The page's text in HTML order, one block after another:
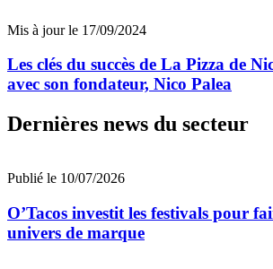
Mis à jour le 17/09/2024
Les clés du succès de La Pizza de
avec son fondateur, Nico Palea
Dernières news du secteur
Publié le 10/07/2026
O’Tacos investit les festivals pour
univers de marque